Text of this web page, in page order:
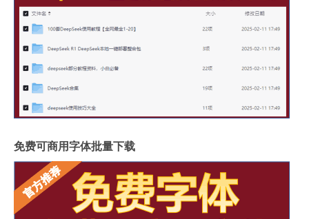
免费可商用字体批量下载